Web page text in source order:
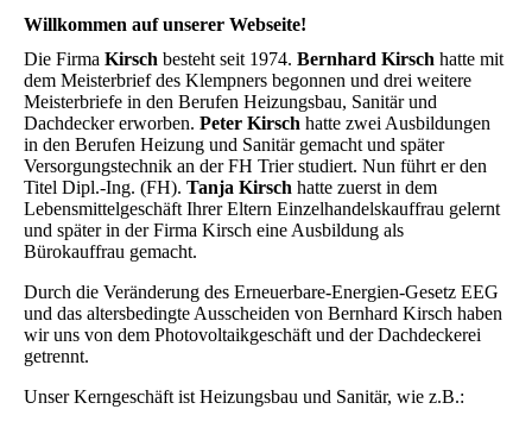
Willkommen auf unserer Webseite!
Die Firma Kirsch besteht seit 1974. Bernhard Kirsch hatte mit
dem Meisterbrief des Klempners begonnen und drei weitere
Meisterbriefe in den Berufen Heizungsbau, Sanitär und
Dachdecker erworben. Peter Kirsch hatte zwei Ausbildungen
in den Berufen Heizung und Sanitär gemacht und später
Versorgungstechnik an der FH Trier studiert. Nun führt er den
Titel Dipl.-Ing. (FH). Tanja Kirsch hatte zuerst in dem
Lebensmittelgeschäft Ihrer Eltern Einzelhandelskauffrau gelernt
und später in der Firma Kirsch eine Ausbildung als
Bürokauffrau gemacht.
Durch die Veränderung des Erneuerbare-Energien-Gesetz‎ EEG
und das altersbedingte Ausscheiden von Bernhard Kirsch haben
wir uns von dem Photovoltaikgeschäft und der Dachdeckerei
getrennt.
Unser Kerngeschäft ist Heizungsbau und Sanitär, wie z.B.: